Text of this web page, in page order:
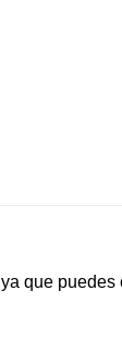
ya que puedes